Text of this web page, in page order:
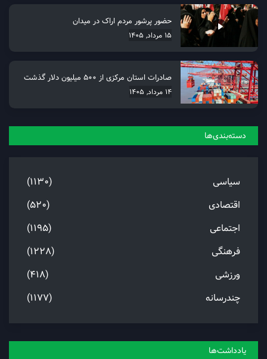
حضور پرشور مردم اراک در میدان
15 مرداد, 1405
صادرات استان مرکزی از 500 میلیون دلار گذشت
14 مرداد, 1405
دسته‌بندی‌ها
سیاسی
(1130)
اقتصادی
(520)
اجتماعی
(1195)
فرهنگی
(1228)
ورزشی
(418)
چندرسانه
(1177)
یادداشت‌ها